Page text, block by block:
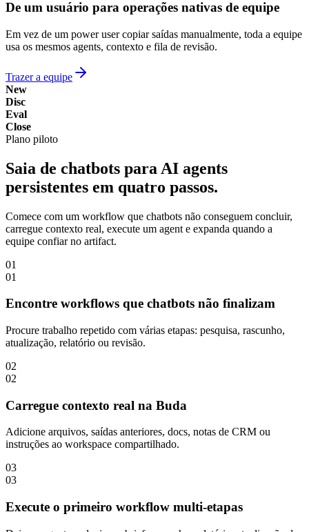
De um usuário para operações nativas de equipe
Em vez de um power user copiar saídas manualmente, toda a equipe
usa os mesmos agents, contexto e fila de revisão.
Trazer a equipe
New
Disc
Eval
Close
Plano piloto
Saia de chatbots para AI agents
persistentes em quatro passos.
Comece com um workflow que chatbots não conseguem concluir,
carregue contexto real, execute um agent e expanda quando a
equipe confiar no artifact.
01
01
Encontre workflows que chatbots não finalizam
Procure trabalho repetido com várias etapas: pesquisa, rascunho,
atualização, relatório ou revisão.
02
02
Carregue contexto real na Buda
Adicione arquivos, saídas anteriores, docs, notas de CRM ou
instruções ao workspace compartilhado.
03
03
Execute o primeiro workflow multi-etapas